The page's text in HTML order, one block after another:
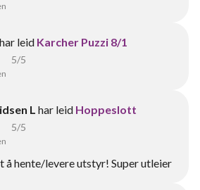
har leid Karcher Puzzi 8/1
5/5
L har leid Hoppeslott
5/5
å hente/levere utstyr! Super utleier